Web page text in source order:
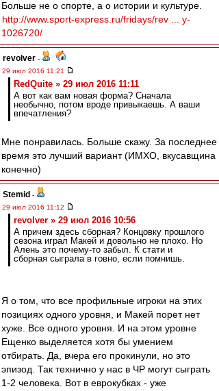
Больше не о спорте, а о истории и культуре.
http://www.sport-express.ru/fridays/rev ... y-
1026720/
revolver -
29 июл 2016 11:21
RedQuite » 29 июл 2016 11:11
А вот как вам новая форма? Сначала
необычно, потом вроде привыкаешь. А ваши
впечатления?
Мне понравилась. Больше скажу. За последнее
время это лучший вариант (ИМХО, вкусавщина
конечно)
Stemid -
29 июл 2016 11:12
revolver » 29 июл 2016 10:56
А причем здесь сборная? Концовку прошлого
сезона играл Макей и довольно не плохо. Но
Алень это почему-то забыл. К стати и
сборная сыграла в говно, если помнишь.
Я о том, что все профильные игроки на этих
позициях одного уровня, и Макей порет нет
хуже. Все одного уровня. И на этом уровне
Ещенко выделяется хотя бы умением
отбирать. Да, вчера его прокинули, но это
эпизод. Так технично у нас в ЧР могут сыграть
1-2 человека. Вот в еврокубках - уже